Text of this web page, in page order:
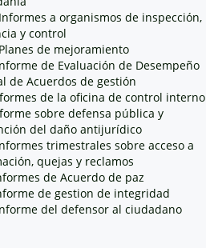
a organismos de inspección,
y control
de mejoramiento
de Evaluación de Desempeño
de Acuerdos de gestión
de la oficina de control interno
sobre defensa pública y
del daño antijurídico
trimestrales sobre acceso a
quejas y reclamos
de Acuerdo de paz
de gestion de integridad
del defensor al ciudadano